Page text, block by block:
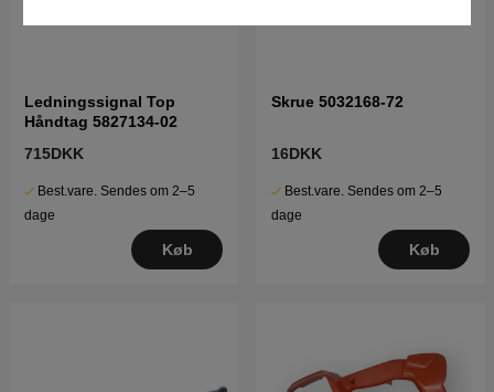
Ledningssignal Top
Håndtag 5827134-02
715DKK
Best.vare. Sendes om 2–5
dage
Køb
Skrue 5032168-72
16DKK
Best.vare. Sendes om 2–5
dage
Køb